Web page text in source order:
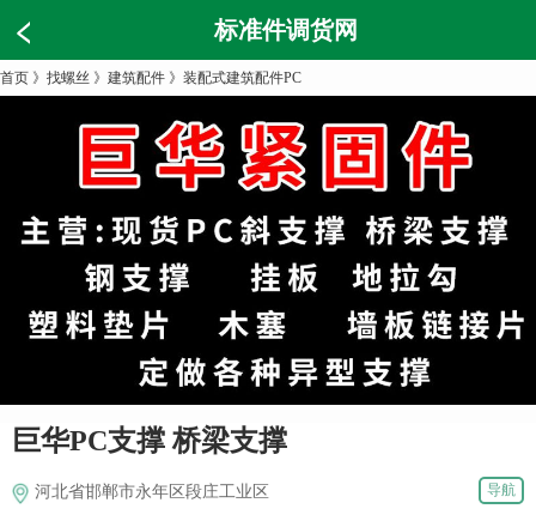
标准件调货网
首页 》 找螺丝 》 建筑配件 》 装配式建筑配件PC
巨华PC支撑 桥梁支撑
河北省邯郸市永年区段庄工业区 导航